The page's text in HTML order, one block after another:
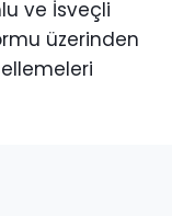
ve İsveçli
üzerinden